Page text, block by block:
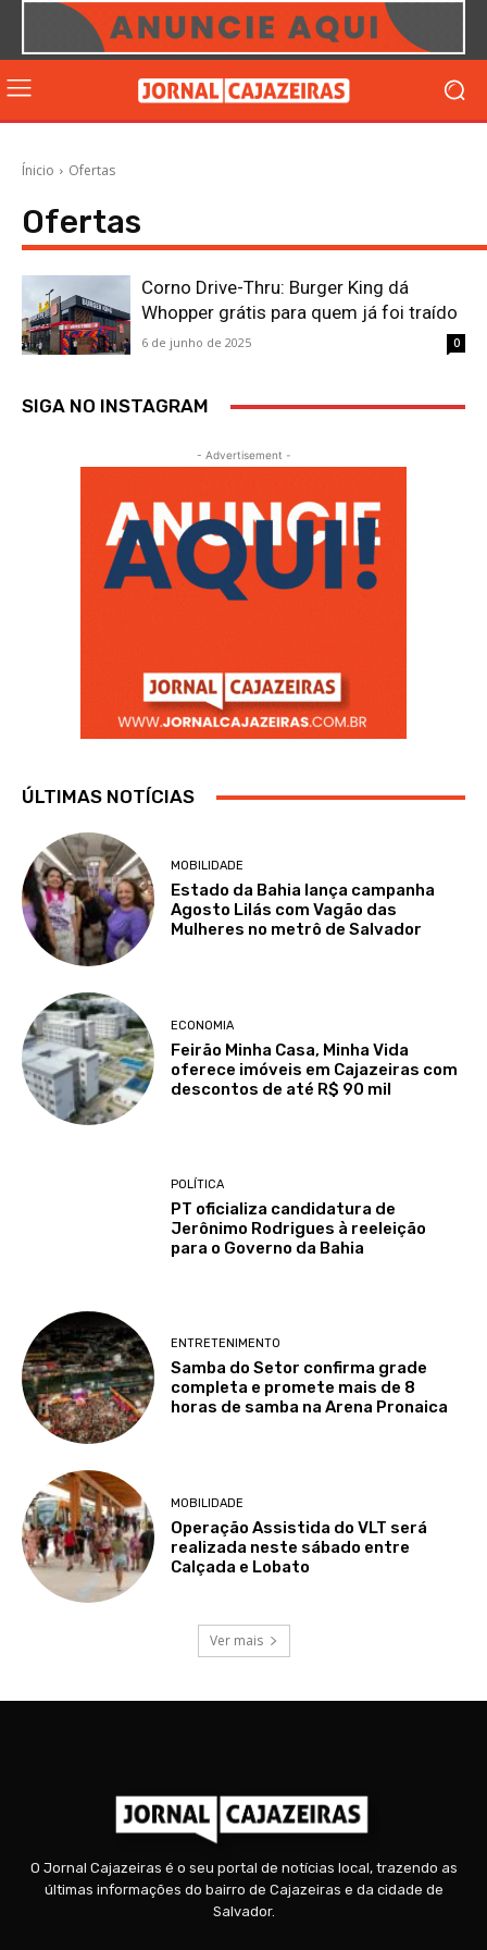
Ínicio Ofertas
Ofertas
Corno Drive-Thru: Burger King dá
Whopper grátis para quem já foi traído
6 de junho de 2025 0
SIGA NO INSTAGRAM
- Advertisement -
ÚLTIMAS NOTÍCIAS
MOBILIDADE
Estado da Bahia lança campanha
Agosto Lilás com Vagão das
Mulheres no metrô de Salvador
ECONOMIA
Feirão Minha Casa, Minha Vida
oferece imóveis em Cajazeiras com
descontos de até R$ 90 mil
POLÍTICA
PT oficializa candidatura de
Jerônimo Rodrigues à reeleição
para o Governo da Bahia
ENTRETENIMENTO
Samba do Setor confirma grade
completa e promete mais de 8
horas de samba na Arena Pronaica
MOBILIDADE
Operação Assistida do VLT será
realizada neste sábado entre
Calçada e Lobato
Ver mais
O Jornal Cajazeiras é o seu portal de notícias local, trazendo as
últimas informações do bairro de Cajazeiras e da cidade de
Salvador.